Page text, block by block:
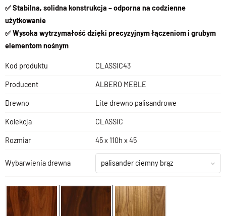
✅ Stabilna, solidna konstrukcja – odporna na codzienne
użytkowanie
✅ Wysoka wytrzymałość dzięki precyzyjnym łączeniom i grubym
elementom nośnym
Kod produktu CLASSIC43
Producent ALBERO MEBLE
Drewno Lite drewno palisandrowe
Kolekcja CLASSIC
Rozmiar 45 x 110h x 45
Wybarwienia drewna palisander ciemny brąz